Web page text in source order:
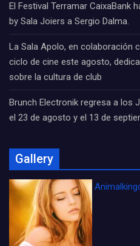
El Festival Terramar CaixaBank
by Sala Joiers a Sergio Dalma.
La Sala Apolo, en colaboración
ciclo de cine este agosto,
sobre la cultura de club
Brunch Electronik regresa a los
el 23 de agosto y el 13 de
Gallery